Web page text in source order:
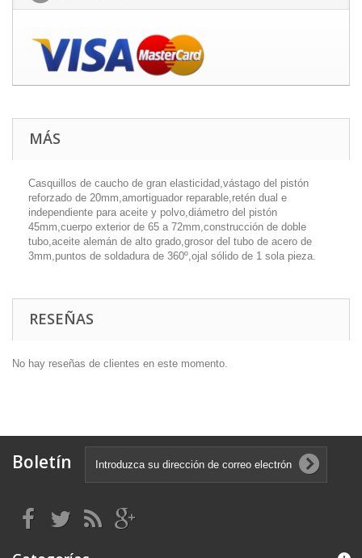
MÁS
Casquillos de caucho de gran elasticidad,vástago del pistón
reforzado de 20mm,amortiguador reparable,retén dual e
independiente para aceite y polvo,diámetro del pistón
45mm,cuerpo exterior de 65 a 72mm,construcción de doble
tubo,aceite alemán de alto grado,grosor del tubo de acero de
3mm,puntos de soldadura de 360º,ojal sólido de 1 sola pieza.
RESEÑAS
No hay reseñas de clientes en este momento.
Boletín